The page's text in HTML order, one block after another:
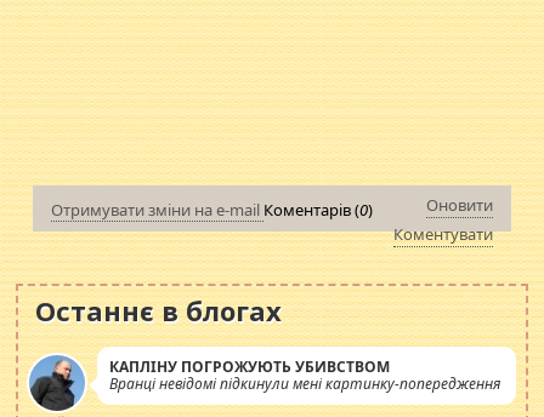
Отримувати зміни на e-mail Коментарів (0)
Оновити
Коментувати
Останнє в блогах
КАПЛІНУ ПОГРОЖУЮТЬ УБИВСТВОМ
Вранці невідомі підкинули мені картинку-попередження